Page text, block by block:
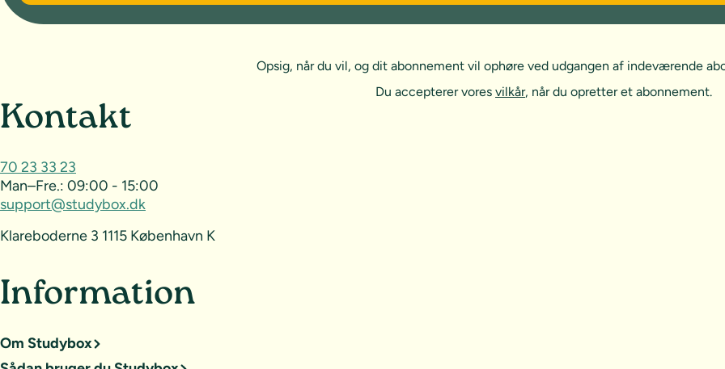
Opsig, når du vil, og dit abonnement vil ophøre ved udgangen af indeværende
Du accepterer vores vilkår, når du opretter et abonnement.
Sideoversigt og kontakt
Kontakt
70 23 33 23
Man–Fre.: 09:00 - 15:00
support@studybox.dk
Klareboderne 3 1115 København K
Information
Om Studybox